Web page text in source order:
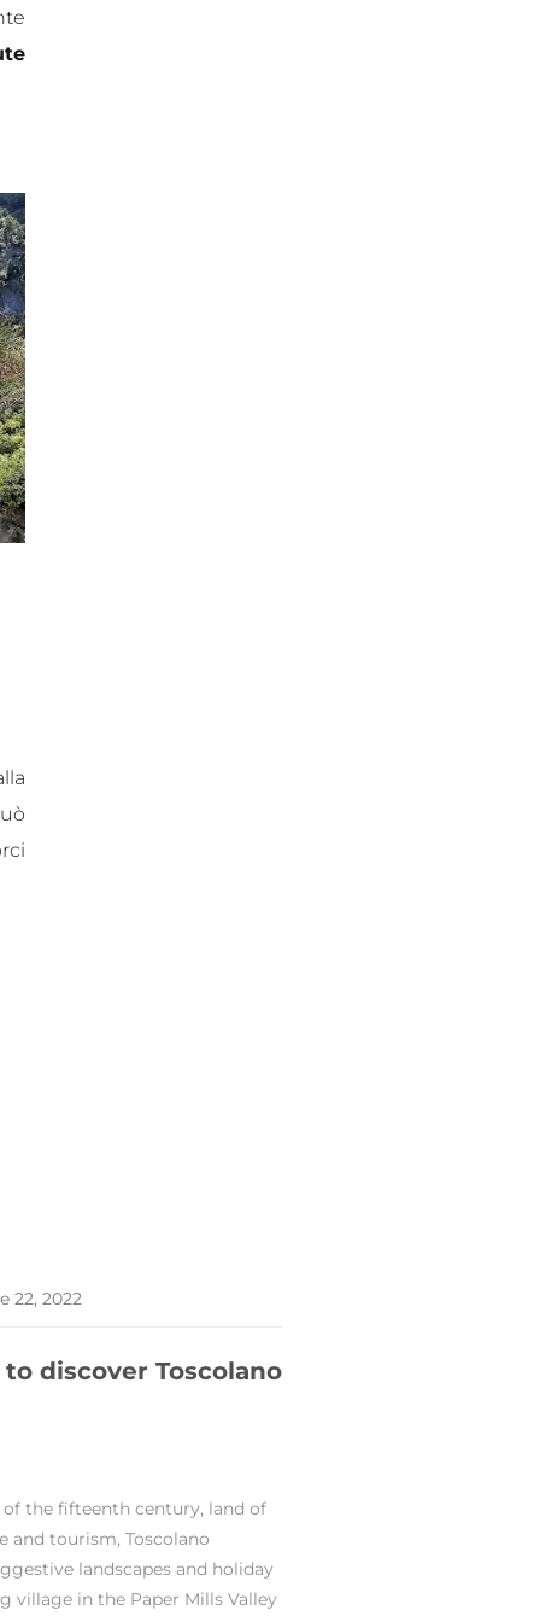
22, 2022
discover Toscolano
the fifteenth century, land of
and tourism, Toscolano
landscapes and holiday
village in the Paper Mills Valley